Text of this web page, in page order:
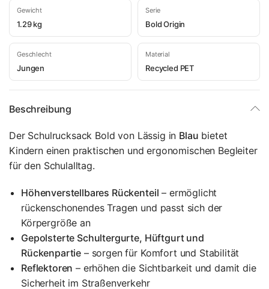
Gewicht
1.29 kg
Serie
Bold Origin
Geschlecht
Jungen
Material
Recycled PET
Beschreibung
Der Schulrucksack Bold von Lässig in Blau bietet
Kindern einen praktischen und ergonomischen Begleiter
für den Schulalltag.
Höhenverstellbares Rückenteil – ermöglicht
rückenschonendes Tragen und passt sich der
Körpergröße an
Gepolsterte Schultergurte, Hüftgurt und
Rückenpartie – sorgen für Komfort und Stabilität
Reflektoren – erhöhen die Sichtbarkeit und damit die
Sicherheit im Straßenverkehr